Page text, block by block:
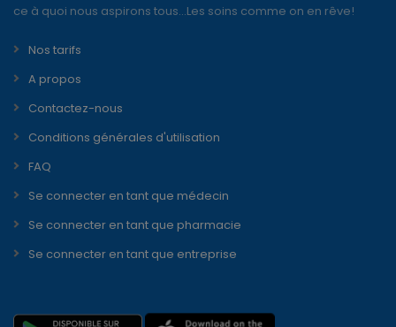
ce à quoi nous aspirons tous...Les soins comme on en rêve!
Nos tarifs
A propos
Contactez-nous
Conditions générales d'utilisation
FAQ
Se connecter en tant que médecin
Se connecter en tant que pharmacie
Se connecter en tant que entreprise